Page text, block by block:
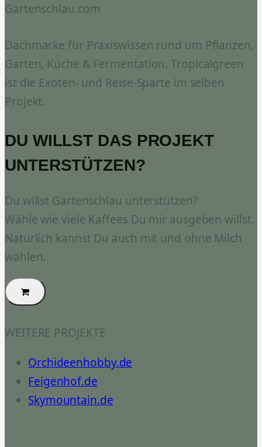
Gartenschlau.com
Dachmarke für Praxiswissen rund um Pflanzen,
Garten, Küche & Fermentation. Tropicalgreen
ist die Exoten- und Reise-Sparte im selben
Projekt.
DU WILLST DAS PROJEKT
UNTERSTÜTZEN?
Du willst Gartenschlau unterstützen?
Wähle wie viele Kaffees Du mir ausgeben willst.
Natürlich kannst Du auch mit und ohne Milch
wählen.
WEITERE PROJEKTE
Orchideenhobby.de
Feigenhof.de
Skymountain.de